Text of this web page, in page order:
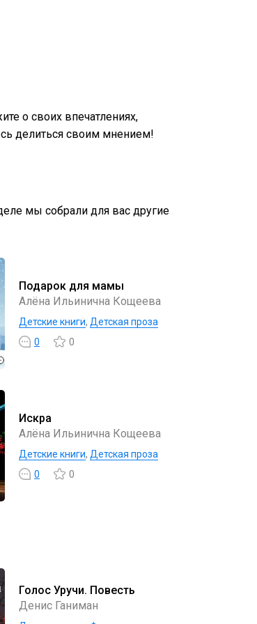
о своих впечатлениях,
делиться своим мнением!
мы собрали для вас другие
Подарок для мамы
Алёна Ильинична Кощеева
Детские книги, Детская проза
0
0
Искра
Алёна Ильинична Кощеева
Детские книги, Детская проза
0
0
Голос Уручи. Повесть
Денис Ганиман